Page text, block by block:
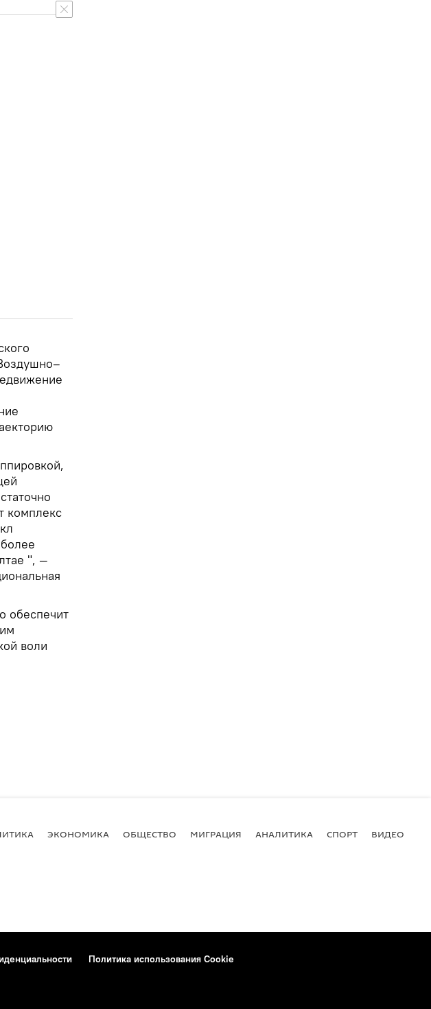
комплекс
", —
обеспечит
воли
ЭКОНОМИКА ОБЩЕСТВО МИГРАЦИЯ АНАЛИТИКА СПОРТ ВИДЕО
Политика использования Cookie